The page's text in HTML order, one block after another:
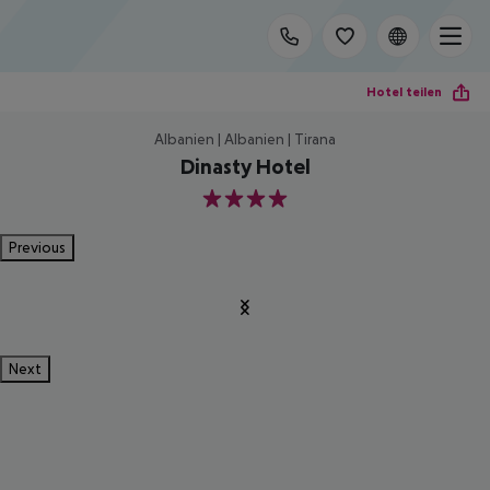
Hotel teilen
Albanien | Albanien | Tirana
Dinasty Hotel
4
Previous
Next